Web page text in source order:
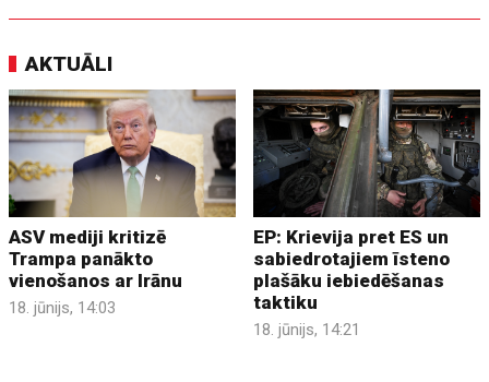
AKTUĀLI
ASV mediji kritizē
Trampa panākto
vienošanos ar Irānu
18. jūnijs, 14:03
EP: Krievija pret ES un
sabiedrotajiem īsteno
plašāku iebiedēšanas
taktiku
18. jūnijs, 14:21